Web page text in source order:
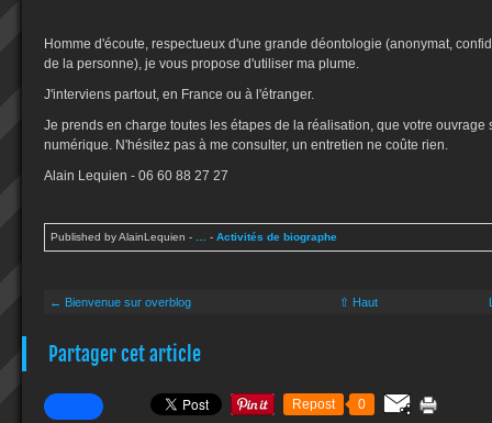
Homme d'écoute, respectueux d'une grande déontologie (anonymat,
de la personne), je vous propose d'utiliser ma plume.
J'interviens partout, en France ou à l'étranger.
Je prends en charge toutes les étapes de la réalisation, que votre ouvrage
numérique. N'hésitez pas à me consulter, un entretien ne coûte rien.
Alain Lequien - 06 60 88 27 27
Published by AlainLequien - - Activités de biographe
← Bienvenue sur overblog ⇧ Haut
Partager cet article
Repost 0